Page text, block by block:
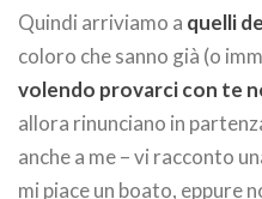
Quindi arriviamo a quelli
coloro che sanno già (o
volendo provarci con te
allora rinunciano in
anche a me – vi racconto
mi piace un boato, eppure